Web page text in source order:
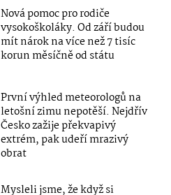
Nová pomoc pro rodiče
vysokoškoláky. Od září budou
mít nárok na více než 7 tisíc
korun měsíčně od státu
První výhled meteorologů na
letošní zimu nepotěší. Nejdřív
Česko zažije překvapivý
extrém, pak udeří mrazivý
obrat
Mysleli jsme, že když si